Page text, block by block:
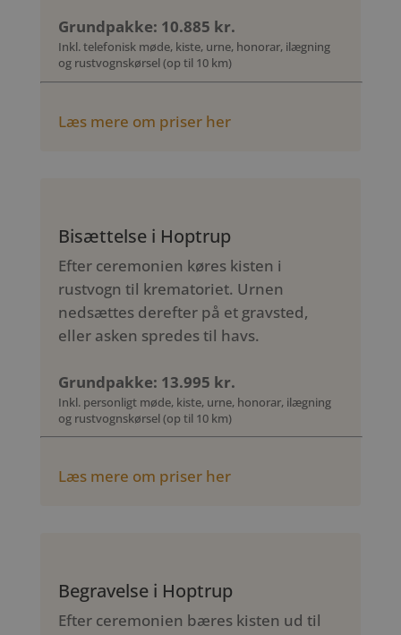
Grundpakke: 10.885 kr.
Inkl. telefonisk møde, kiste, urne, honorar, ilægning
og rustvognskørsel (op til 10 km)
Læs mere om priser her
Bisættelse i Hoptrup
Efter ceremonien køres kisten i
rustvogn til krematoriet. Urnen
nedsættes derefter på et gravsted,
eller asken spredes til havs.
Grundpakke: 13.995 kr.
Inkl. personligt møde, kiste, urne, honorar, ilægning
og rustvognskørsel (op til 10 km)
Læs mere om priser her
Begravelse i Hoptrup
Efter ceremonien bæres kisten ud til